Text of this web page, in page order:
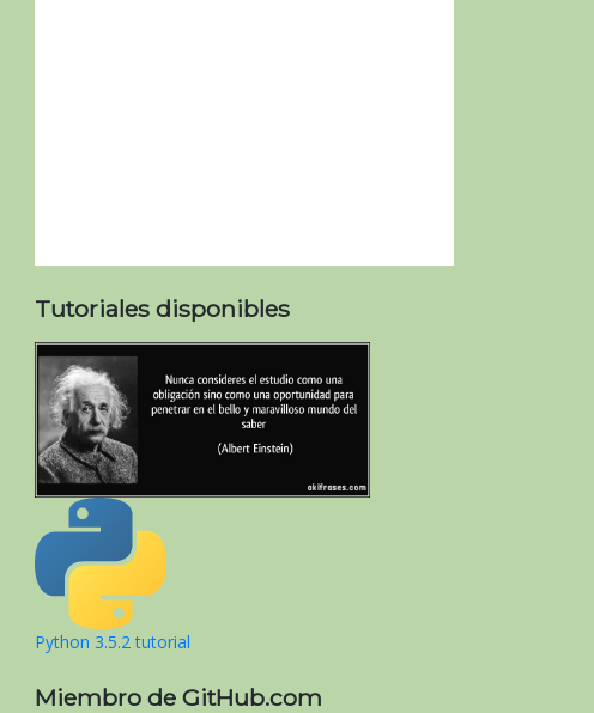
Tutoriales disponibles
Python 3.5.2 tutorial
Miembro de GitHub.com